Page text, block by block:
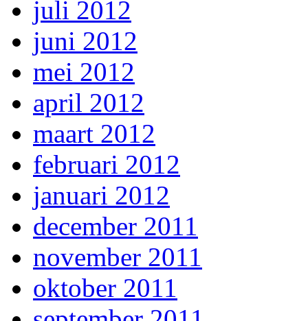
juli 2012
juni 2012
mei 2012
april 2012
maart 2012
februari 2012
januari 2012
december 2011
november 2011
oktober 2011